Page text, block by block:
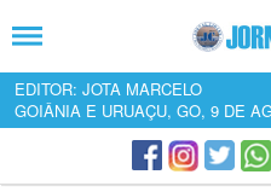
EDITOR: JOTA MARCELO
GOIÂNIA E URUAÇU, GO, 9 DE